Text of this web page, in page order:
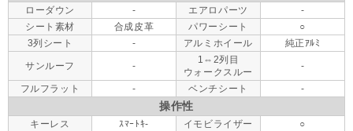
ローダウン - エアロパーツ
-
シート素材
合成皮革 パワーシート
○
3列シート
- アルミホイール 純正ｱﾙﾐ
サンルーフ -
1⇔2列目
ウォークスルー
-
フルフラット - ベンチシート -
操作性
キーレス ｽﾏｰﾄｷ- イモビライザー
○